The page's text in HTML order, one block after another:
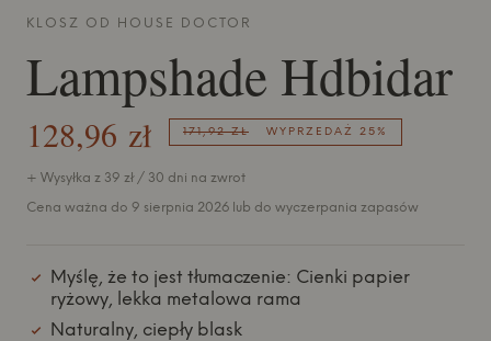
KLOSZ OD HOUSE DOCTOR
Lampshade Hdbidar
128,96 zł 171,92 ZŁ WYPRZEDAŻ 25%
+ Wysyłka z 39 zł / 30 dni na zwrot
Cena ważna do 9 sierpnia 2026 lub do wyczerpania zapasów
Myślę, że to jest tłumaczenie: Cienki papier
ryżowy, lekka metalowa rama
Naturalny, ciepły blask